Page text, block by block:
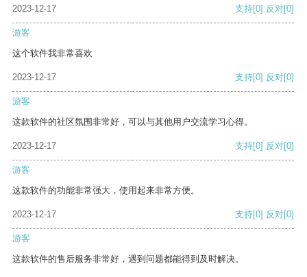
2023-12-17
支持[0] 反对[0]
游客
这个软件我非常喜欢
2023-12-17 支持[0] 反对[0]
游客
这款软件的社区氛围非常好，可以与其他用户交流学习心得。
2023-12-17 支持[0] 反对[0]
游客
这款软件的功能非常强大，使用起来非常方便。
2023-12-17 支持[0] 反对[0]
游客
这款软件的售后服务非常好，遇到问题都能得到及时解决。